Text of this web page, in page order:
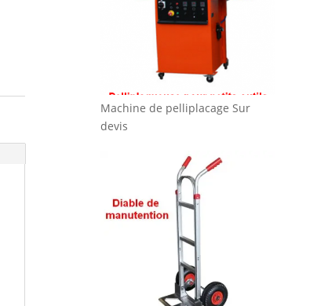
Machine de pelliplacage Sur
devis